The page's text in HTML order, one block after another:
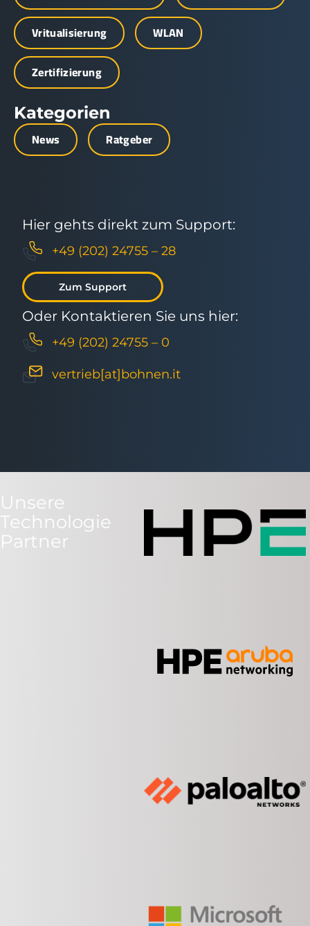
Vritualisierung
WLAN
Zertifizierung
Kategorien
News Ratgeber
Hier gehts direkt zum Support:
+49 (202) 24755 – 28
Zum Support
Oder Kontaktieren Sie uns hier:
+49 (202) 24755 – 0
vertrieb[at]bohnen.it
Unsere
Technologie
Partner